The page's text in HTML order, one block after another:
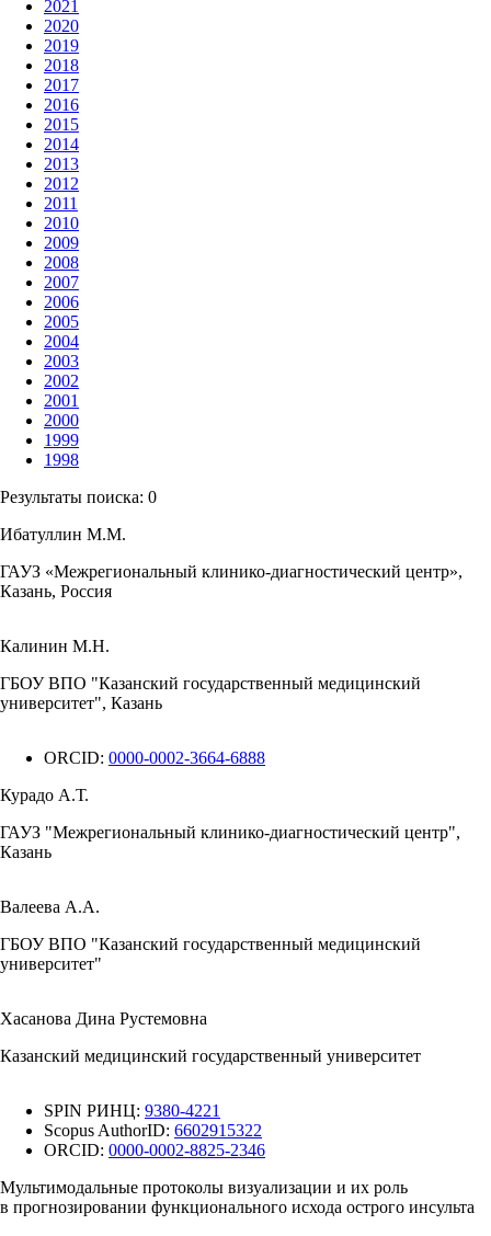
2021
2020
2019
2018
2017
2016
2015
2014
2013
2012
2011
2010
2009
2008
2007
2006
2005
2004
2003
2002
2001
2000
1999
1998
Результаты поиска: 0
Ибатуллин М.М.
ГАУЗ «Межрегиональный клинико-диагностический центр»,
Казань, Россия
Калинин М.Н.
ГБОУ ВПО "Казанский государственный медицинский
университет", Казань
ORCID: 0000-0002-3664-6888
Курадо А.Т.
ГАУЗ "Межрегиональный клинико-диагностический центр",
Казань
Валеева А.А.
ГБОУ ВПО "Казанский государственный медицинский
университет"
Хасанова Дина Рустемовна
Казанский медицинский государственный университет
SPIN РИНЦ: 9380-4221
Scopus AuthorID: 6602915322
ORCID: 0000-0002-8825-2346
Мультимодальные протоколы визуализации и их роль
в прогнозировании функционального исхода острого инсульта